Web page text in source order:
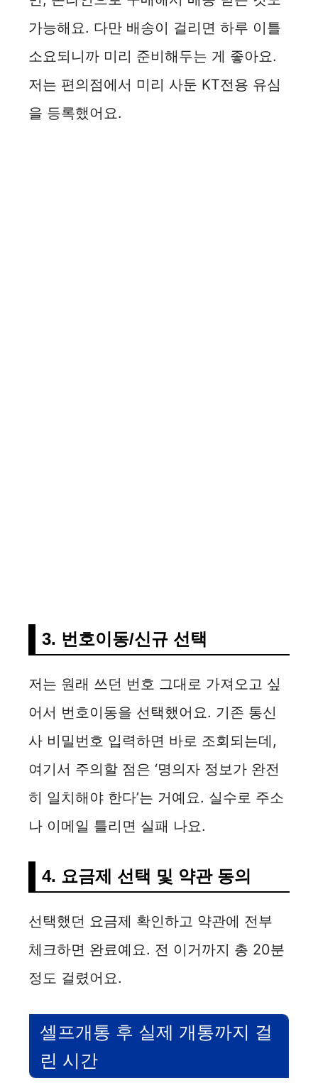
가능해요. 다만 배송이 걸리면 하루 이틀
소요되니까 미리 준비해두는 게 좋아요.
저는 편의점에서 미리 사둔 KT전용 유심
을 등록했어요.
3. 번호이동/신규 선택
저는 원래 쓰던 번호 그대로 가져오고 싶
어서 번호이동을 선택했어요. 기존 통신
사 비밀번호 입력하면 바로 조회되는데,
여기서 주의할 점은 ‘명의자 정보가 완전
히 일치해야 한다’는 거예요. 실수로 주소
나 이메일 틀리면 실패 나요.
4. 요금제 선택 및 약관 동의
선택했던 요금제 확인하고 약관에 전부
체크하면 완료예요. 전 이거까지 총 20분
정도 걸렸어요.
셀프개통 후 실제 개통까지 걸
린 시간